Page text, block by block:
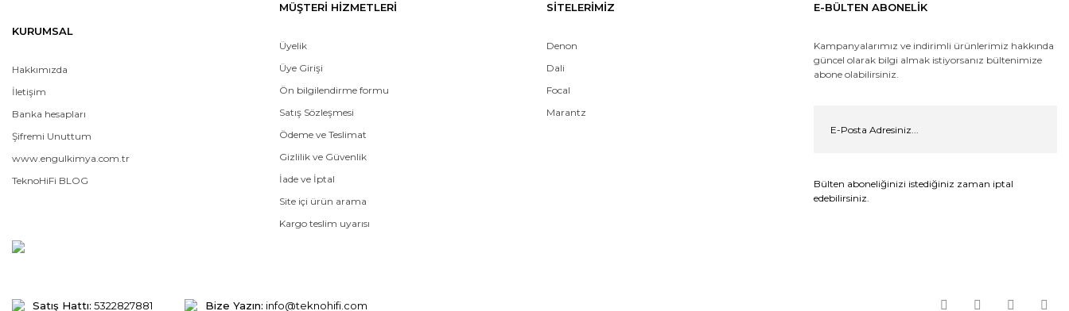
KURUMSAL
Hakkımızda
İletişim
Banka hesapları
Şifremi Unuttum
www.engulkimya.com.tr
TeknoHiFi BLOG
MÜŞTERİ HİZMETLERİ
Üyelik
Üye Girişi
Ön bilgilendirme formu
Satış Sözleşmesi
Ödeme ve Teslimat
Gizlilik ve Güvenlik
İade ve İptal
Site içi ürün arama
Kargo teslim uyarısı
SİTELERİMİZ
Denon
Dali
Focal
Marantz
E-BÜLTEN ABONELİK
Kampanyalarımız ve indirimli ürünlerimiz hakkında
güncel olarak bilgi almak istiyorsanız bültenimize
abone olabilirsiniz.
Bülten aboneliğinizi istediğiniz zaman iptal
edebilirsiniz.
Satış Hattı: 5322827881 Bize Yazın: info@teknohifi.com